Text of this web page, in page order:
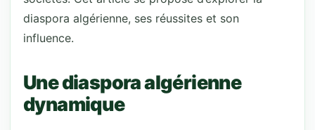
diaspora algérienne, ses réussites et son
influence.
Une diaspora algérienne
dynamique